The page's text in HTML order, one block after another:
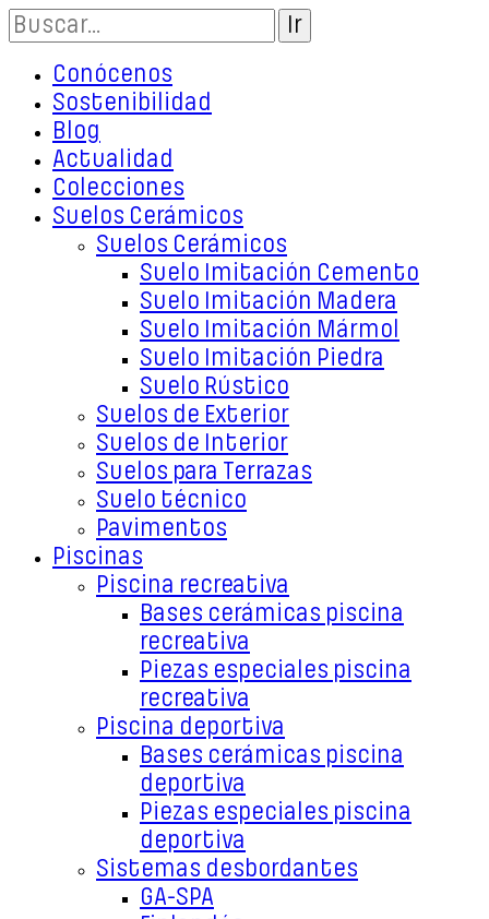
Conócenos
Sostenibilidad
Blog
Actualidad
Colecciones
Suelos Cerámicos
Suelos Cerámicos
Suelo Imitación Cemento
Suelo Imitación Madera
Suelo Imitación Mármol
Suelo Imitación Piedra
Suelo Rústico
Suelos de Exterior
Suelos de Interior
Suelos para Terrazas
Suelo técnico
Pavimentos
Piscinas
Piscina recreativa
Bases cerámicas piscina
recreativa
Piezas especiales piscina
recreativa
Piscina deportiva
Bases cerámicas piscina
deportiva
Piezas especiales piscina
deportiva
Sistemas desbordantes
GA-SPA